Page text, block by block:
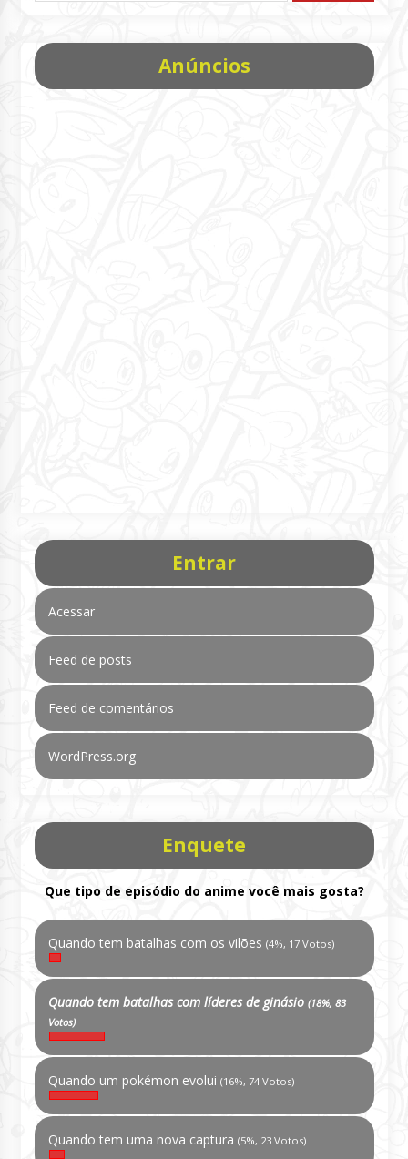
Anúncios
Entrar
Acessar
Feed de posts
Feed de comentários
WordPress.org
Enquete
Que tipo de episódio do anime você mais gosta?
Quando tem batalhas com os vilões (4%, 17 Votos)
Quando tem batalhas com líderes de ginásio (18%, 83
Votos)
Quando um pokémon evolui (16%, 74 Votos)
Quando tem uma nova captura (5%, 23 Votos)